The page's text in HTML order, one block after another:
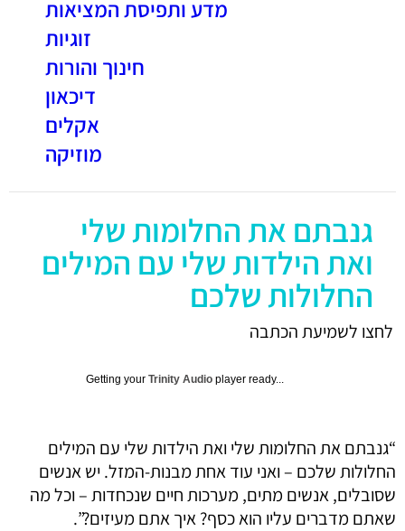
מדע ותפיסת המציאות
זוגיות
חינוך והורות
דיכאון
אקלים
מוזיקה
גנבתם את החלומות שלי
ואת הילדות שלי עם המילים
החלולות שלכם
לחצו לשמיעת הכתבה
Getting your Trinity Audio player ready...
“גנבתם את החלומות שלי ואת הילדות שלי עם המילים
החלולות שלכם – ואני עוד אחת מבנות-המזל. יש אנשים
שסובלים, אנשים מתים, מערכות חיים שנכחדות – וכל מה
שאתם מדברים עליו הוא כסף? איך אתם מעיזים?”.